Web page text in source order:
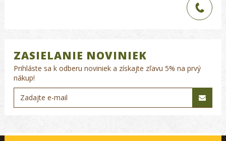
ZASIELANIE NOVINIEK
Prihláste sa k odberu noviniek a získajte zľavu 5% na prvý
nákup!